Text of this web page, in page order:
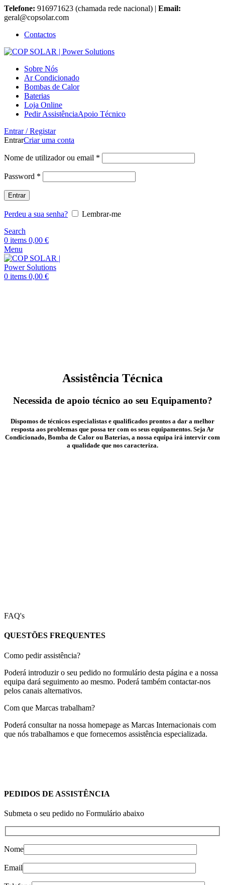
Telefone: 916971623 (chamada rede nacional) | Email:
geral@copsolar.com
Contactos
Sobre Nós
Ar Condicionado
Bombas de Calor
Baterias
Loja Online
Pedir AssistênciaApoio Técnico
Entrar / Registar
EntrarCriar uma conta
Nome de utilizador ou email *
Password *
Entrar
Perdeu a sua senha?
Lembrar-me
Search
0 items 0,00 €
Menu
0 items 0,00 €
Assistência Técnica
Necessida de apoio técnico ao seu Equipamento?
Dispomos de técnicos especialistas e qualificados prontos a dar a melhor
resposta aos problemas que possa ter com os seus equipamentos. Seja Ar
Condicionado, Bomba de Calor ou Baterias, a nossa equipa irá intervir com
a qualidade que nos caracteriza.
FAQ's
QUESTÕES FREQUENTES
Como pedir assistência?
Poderá introduzir o seu pedido no formulário desta página e a nossa
equipa dará seguimento ao mesmo. Poderá também contactar-nos
pelos canais alternativos.
Com que Marcas trabalham?
Poderá consultar na nossa homepage as Marcas Internacionais com
que nós trabalhamos e que fornecemos assistência especializada.
PEDIDOS DE ASSISTÊNCIA
Submeta o seu pedido no Formulário abaixo
Nome
Email